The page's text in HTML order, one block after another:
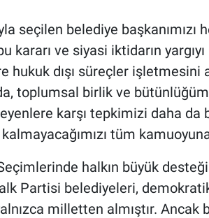
seçilen belediye başkanımızı
kararı ve siyasi iktidarın
hukuk dışı süreçler
toplumsal birlik ve
karşı tepkimizi daha da
tüm
halkın büyük
Partisi belediyeleri,
milletten almıştır. Ancak